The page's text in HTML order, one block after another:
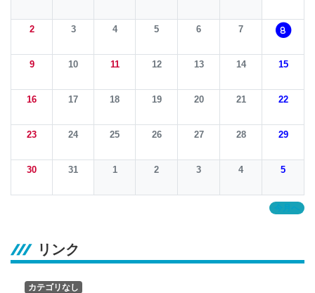
2 3 4 5 6 7 8
9 10 11 12 13 14 15
16 17 18 19 20 21 22
23 24 25 26 27 28 29
30 31 1 2 3 4 5
リンク
カテゴリなし